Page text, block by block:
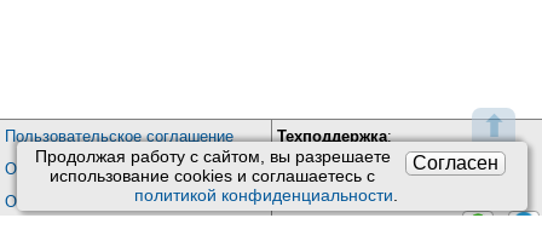
⬆
Согласен
Продолжая работу с сайтом, вы разрешаете
использование сookies и соглашаетесь с
политикой конфиденциальности.
35000₽ Запись
Клиника Семейная на Фестивальной
Москва; ул. Фестивальная, д. 4; м. Речной Вокзал
..показать
Пользовательское соглашение
Обработка персональных данных
О проекте Киберис
Техподдержка:
Обратная связь
Почта: kiberis@mail.ru